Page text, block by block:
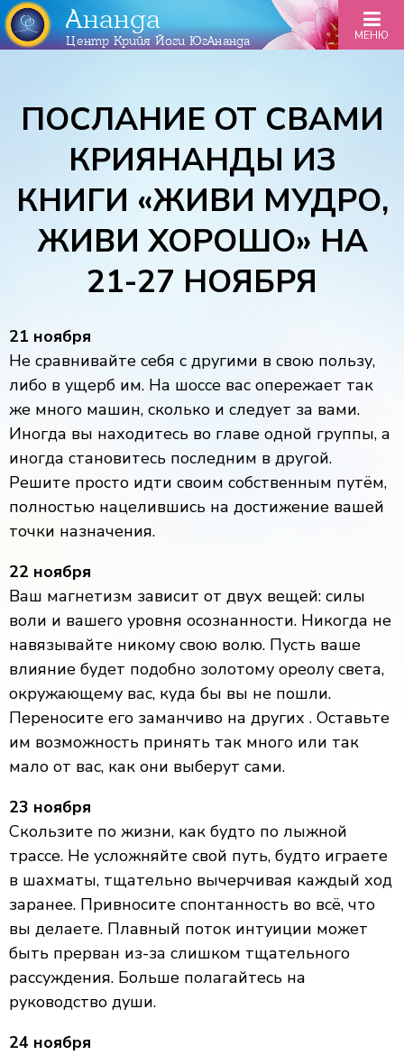
Ананда
Центр Крийя Йоги ЮгАнанда МЕНЮ
ПОСЛАНИЕ ОТ СВАМИ
КРИЯНАНДЫ ИЗ
КНИГИ «ЖИВИ МУДРО,
ЖИВИ ХОРОШО» НА
21-27 НОЯБРЯ
21 ноября
Не сравнивайте себя с другими в свою пользу,
либо в ущерб им. На шоссе вас опережает так
же много машин, сколько и следует за вами.
Иногда вы находитесь во главе одной группы, а
иногда становитесь последним в другой.
Решите просто идти своим собственным путём,
полностью нацелившись на достижение вашей
точки назначения.
22 ноября
Ваш магнетизм зависит от двух вещей: силы
воли и вашего уровня осознанности. Никогда не
навязывайте никому свою волю. Пусть ваше
влияние будет подобно золотому ореолу света,
окружающему вас, куда бы вы не пошли.
Переносите его заманчиво на других . Оставьте
им возможность принять так много или так
мало от вас, как они выберут сами.
23 ноября
Скользите по жизни, как будто по лыжной
трассе. Не усложняйте свой путь, будто играете
в шахматы, тщательно вычерчивая каждый ход
заранее. Привносите спонтанность во всё, что
вы делаете. Плавный поток интуиции может
быть прерван из-за слишком тщательного
рассуждения. Больше полагайтесь на
руководство души.
24 ноября